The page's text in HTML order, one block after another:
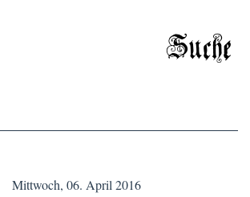
Suche
Mittwoch, 06. April 2016